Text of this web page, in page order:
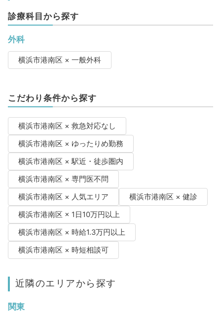
診療科目から探す
外科
横浜市港南区 × 一般外科
こだわり条件から探す
横浜市港南区 × 救急対応なし
横浜市港南区 × ゆったりめ勤務
横浜市港南区 × 駅近・徒歩圏内
横浜市港南区 × 専門医不問
横浜市港南区 × 人気エリア
横浜市港南区 × 健診
横浜市港南区 × 1日10万円以上
横浜市港南区 × 時給1.3万円以上
横浜市港南区 × 時短相談可
近隣のエリアから探す
関東